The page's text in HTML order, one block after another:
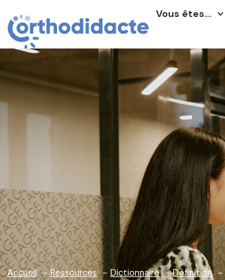
Vous êtes…
Accueil Ressources Dictionnaire Définition